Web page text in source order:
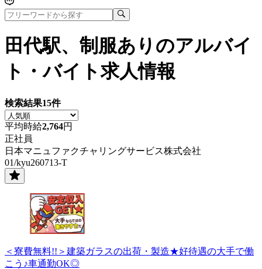
田代駅、制服あり のアルバイ
ト・バイト求人情報
検索結果15件
平均時給2,764円
正社員
日本マニュファクチャリングサービス株式会社
01/kyu260713-T
＜寮費無料!!＞建築ガラスの出荷・製造★好待遇の大手で働
こう♪車通勤OK◎